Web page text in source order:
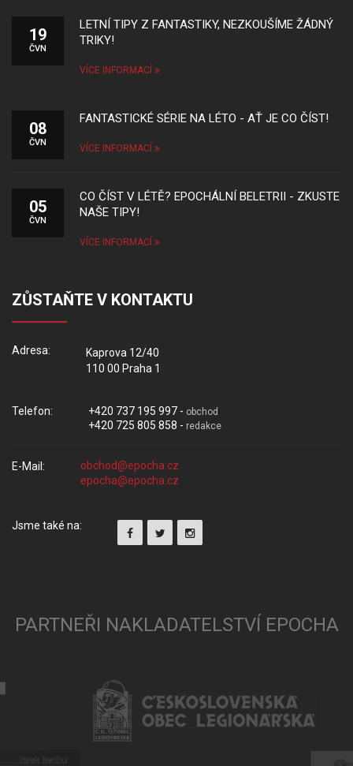
19
ČVN
LETNÍ TIPY Z FANTASTIKY, NEZKOUŠÍME ŽÁDNÝ
TRIKY!
VÍCE INFORMACÍ
08
ČVN
FANTASTICKÉ SÉRIE NA LÉTO - AŤ JE CO ČÍST!
VÍCE INFORMACÍ
05
ČVN
CO ČÍST V LÉTĚ? EPOCHÁLNÍ BELETRII - ZKUSTE
NAŠE TIPY!
VÍCE INFORMACÍ
ZŮSTAŇTE V KONTAKTU
Adresa:
Kaprova 12/40
110 00 Praha 1
Telefon: +420 737 195 997 - obchod
+420 725 805 858 - redakce
E-Mail:
Jsme také na:
PARTNEŘI NAKLADATELSTVÍ EPOCHA